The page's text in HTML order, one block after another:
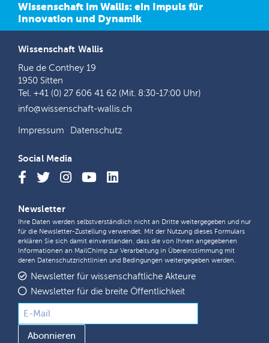
Wissenschaft im Wallis: ein Impuls für
Innovation und Dynamik
Wissenschaft Wallis
Rue de Conthey 19
1950 Sitten
Tel. +41 (0) 27 606 41 62 (Mit. 8:30-17:00 Uhr)
info@wissenschaft-wallis.ch
Impressum Datenschutz
Social Media
Newsletter
Ihre Daten werden selbstverständlich nicht an Dritte weitergegeben und nur
für die Newsletter-Zustellung verwendet. Mit der Nutzung dieses Formulars
erklären Sie sich damit einverstanden, dass die von Ihnen angegebenen
Informationen an MailChimp zur Verarbeitung in Übereinstimmung mit
deren Datenschutzrichtlinien und Bedingungen weitergegeben werden.
Newsletter für wissenschaftliche Akteure
Newsletter für die breite Öffentlichkeit